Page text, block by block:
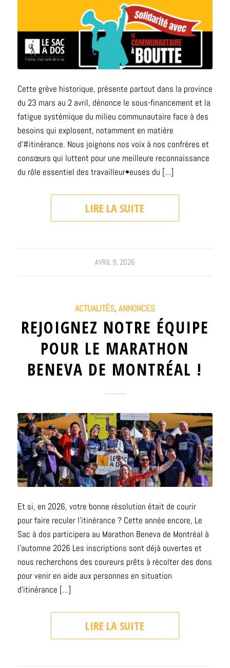
Cette grève historique, présente partout dans la province
du 23 mars au 2 avril, dénonce le sous-financement et la
fatigue systémique du milieu communautaire face à des
besoins qui explosent, notamment en matière
d’#itinérance. Nous joignons nos voix à nos confrères et
consœurs qui luttent pour une meilleure reconnaissance
du rôle essentiel des travailleur•euses du […]
LIRE LA SUITE
AVRIL 9, 2026
ACTUALITÉS, ANNONCES
REJOIGNEZ NOTRE ÉQUIPE
POUR LE MARATHON
BENEVA DE MONTRÉAL !
Et si, en 2026, votre bonne résolution était de courir
pour faire reculer l’itinérance ? Cette année encore, Le
Sac à dos participera au Marathon Beneva de Montréal à
l’automne 2026 Les inscriptions sont déjà ouvertes et
nous recherchons des coureurs prêts à récolter des dons
pour venir en aide aux personnes en situation
d’itinérance […]
LIRE LA SUITE